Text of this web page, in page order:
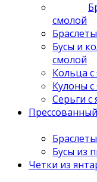
смолой
Бусы и
смолой
Кольца
Кулоны
Серьги
Бусы из
Четки из